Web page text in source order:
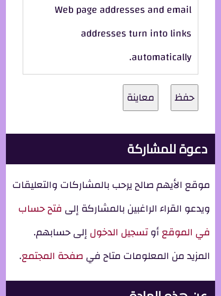
Web page addresses and email
addresses turn into links
automatically.
دعوة للمشاركة
موقع الأيهم صالح يرحب بالمشاركات والتعليقات
ويدعو القراء الراغبين بالمشاركة إلى فتح حساب
في الموقعأوتسجيل الدخولإلى حسابهم.
المزيد من المعلومات متاح فيصفحة المجتمع.